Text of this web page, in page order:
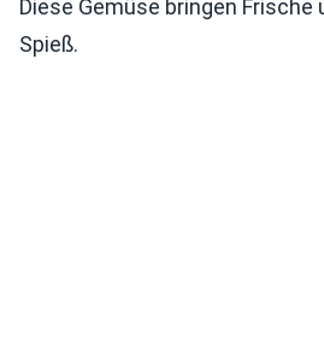
Diese Gemüse bringen Frische
Spieß.